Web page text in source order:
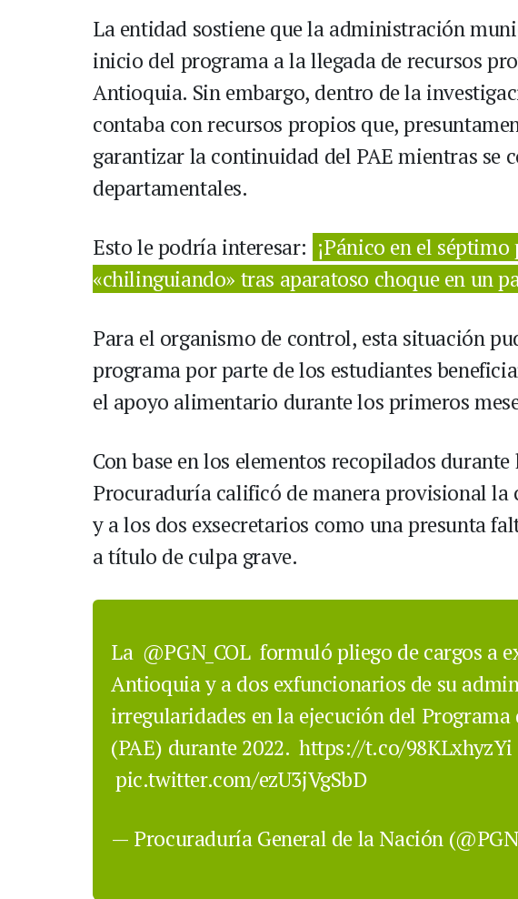
La entidad sostiene que la administración
inicio del programa a la llegada de recursos
Antioquia. Sin embargo, dentro de la
contaba con recursos propios que,
garantizar la continuidad del PAE mientras se
departamentales.
Esto le podría interesar: ¡Pánico en el
«chilinguiando» tras aparatoso choque en un
Para el organismo de control, esta situación
programa por parte de los estudiantes
el apoyo alimentario durante los primeros
Con base en los elementos recopilados
Procuraduría calificó de manera provisional
y a los dos exsecretarios como una presunta
a título de culpa grave.
La @PGN_COL formuló pliego de cargos a
Antioquia y a dos exfuncionarios de su
irregularidades en la ejecución del
(PAE) durante 2022. https://t.co/98KLxhyzYi
pic.twitter.com/ezU3jVgSbD
— Procuraduría General de la Nación